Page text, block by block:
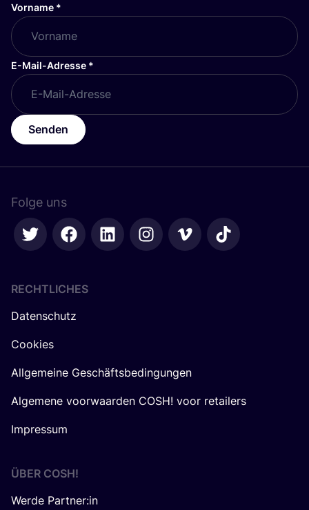
Vorname *
E-Mail-Adresse *
Senden
Folge uns
RECHTLICHES
Datenschutz
Cookies
Allgemeine Geschäftsbedingungen
Algemene voorwaarden COSH! voor retailers
Impressum
ÜBER COSH!
Werde Partner:in